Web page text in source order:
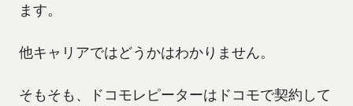
ます。
他キャリアではどうかはわかりません。
そもそも、ドコモレピーターはドコモで契約して